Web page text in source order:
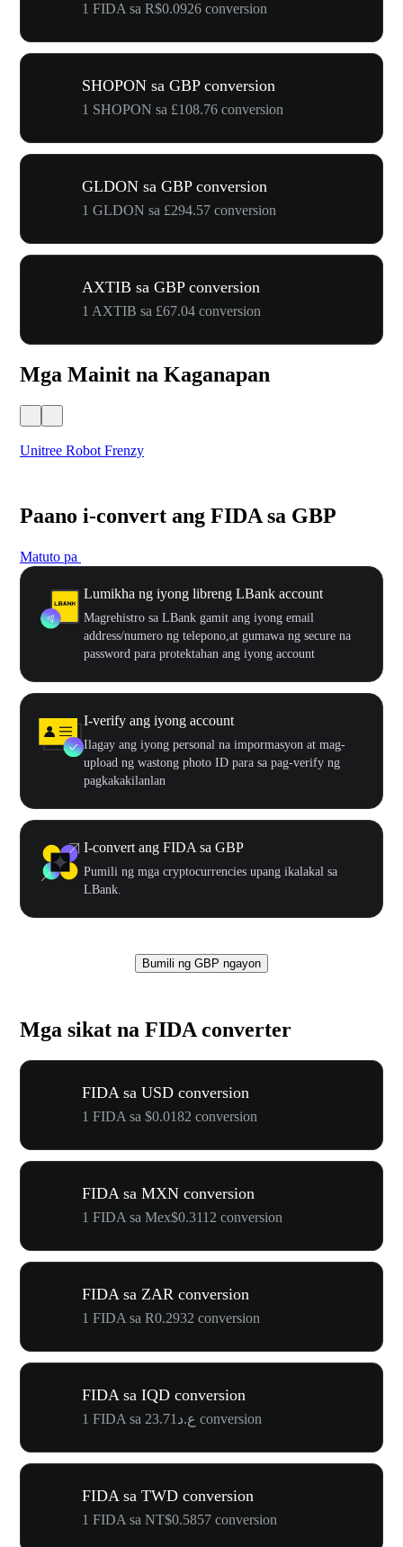
1 FIDA sa R$0.0926 conversion
SHOPON sa GBP conversion
1 SHOPON sa £108.76 conversion
GLDON sa GBP conversion
1 GLDON sa £294.57 conversion
AXTIB sa GBP conversion
1 AXTIB sa £67.04 conversion
Mga Mainit na Kaganapan
Unitree Robot Frenzy
Paano i-convert ang FIDA sa GBP
Matuto pa
Lumikha ng iyong libreng LBank account
Magrehistro sa LBank gamit ang iyong email
address/numero ng telepono,at gumawa ng secure na
password para protektahan ang iyong account
I-verify ang iyong account
Ilagay ang iyong personal na impormasyon at mag-
upload ng wastong photo ID para sa pag-verify ng
pagkakakilanlan
I-convert ang FIDA sa GBP
Pumili ng mga cryptocurrencies upang ikalakal sa
LBank.
Bumili ng GBP ngayon
Mga sikat na FIDA converter
FIDA sa USD conversion
1 FIDA sa $0.0182 conversion
FIDA sa MXN conversion
1 FIDA sa Mex$0.3112 conversion
FIDA sa ZAR conversion
1 FIDA sa R0.2932 conversion
FIDA sa IQD conversion
1 FIDA sa ع.د23.71 conversion
FIDA sa TWD conversion
1 FIDA sa NT$0.5857 conversion